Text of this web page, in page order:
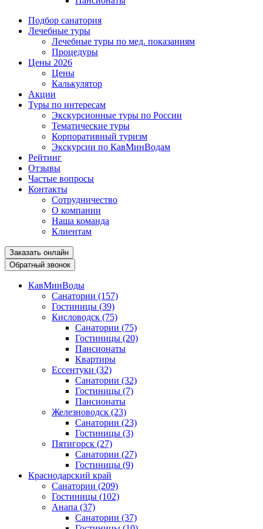
Подбор санатория
Лечебные туры
Лечебные туры по мед. показаниям
Процедуры
Цены 2026
Цены
Калькулятор
Акции
Туры по интересам
Экскурсионные туры по России
Тематические туры
Корпоративный туризм
Экскурсии по КавМинВодам
Рейтинг
Отзывы
Частые вопросы
Контакты
Сотрудничество
О компании
Наша команда
Клиентам
Заказать онлайн
Обратный звонок
КавМинВоды
Санатории (157)
Гостиницы (39)
Кисловодск (75)
Санатории (75)
Гостиницы (20)
Пансионаты
Квартиры
Ессентуки (32)
Санатории (32)
Гостиницы (7)
Пансионаты
Железноводск (23)
Санатории (23)
Гостиницы (3)
Пятигорск (27)
Санатории (27)
Гостиницы (9)
Краснодарский край
Санатории (209)
Гостиницы (102)
Анапа (37)
Санатории (37)